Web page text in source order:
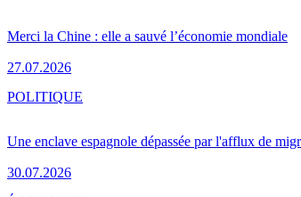
Merci la Chine : elle a sauvé l’économie mondiale
27.07.2026
Une enclave espagnole dépassée par l'afflux de
30.07.2026
POLITIQUE